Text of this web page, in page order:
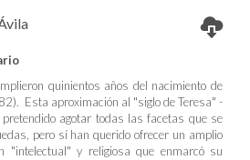
quinientos años del nacimiento de
Esta aproximación al "siglo de Teresa" -
agotar todas las facetas que se
pero sí han querido ofrecer un amplio
"intelectual" y religiosa que enmarcó su